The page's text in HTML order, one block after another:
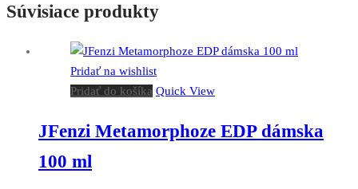
Súvisiace produkty
Pridať na wishlist
Pridať do košíka Quick View
JFenzi Metamorphoze EDP dámska
100 ml